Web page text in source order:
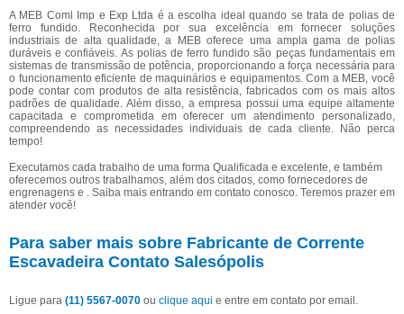
A MEB Coml Imp e Exp Ltda é a escolha ideal quando se trata de polias de
ferro fundido. Reconhecida por sua excelência em fornecer soluções
industriais de alta qualidade, a MEB oferece uma ampla gama de polias
duráveis e confiáveis. As polias de ferro fundido são peças fundamentais em
sistemas de transmissão de potência, proporcionando a força necessária para
o funcionamento eficiente de maquinários e equipamentos. Com a MEB, você
pode contar com produtos de alta resistência, fabricados com os mais altos
padrões de qualidade. Além disso, a empresa possui uma equipe altamente
capacitada e comprometida em oferecer um atendimento personalizado,
compreendendo as necessidades individuais de cada cliente. Não perca
tempo!
Executamos cada trabalho de uma forma Qualificada e excelente, e também
oferecemos outros trabalhamos, além dos citados, como fornecedores de
engrenagens e . Saiba mais entrando em contato conosco. Teremos prazer em
atender você!
Para saber mais sobre Fabricante de Corrente
Escavadeira Contato Salesópolis
Ligue para (11) 5567-0070 ou clique aqui e entre em contato por email.